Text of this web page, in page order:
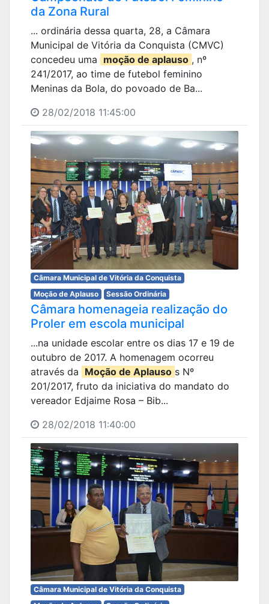
da Zona Rural
... ordinária dessa quarta, 28, a Câmara
Municipal de Vitória da Conquista (CMVC)
concedeu uma moção de aplauso , nº
241/2017, ao time de futebol feminino
Meninas da Bola, do povoado de Ba...
28/02/2018 11:45:00
Câmara Municipal de Vitória da Conquista
Moção de Aplauso
Sessão Ordinária
Câmara homenageia realização do
Proler em escola municipal
...na unidade escolar entre os dias 17 e 19 de
outubro de 2017. A homenagem ocorreu
através da Moção de Aplauso s Nº
201/2017, fruto da iniciativa do mandato do
vereador Edjaime Rosa – Bib...
28/02/2018 11:40:00
Câmara Municipal de Vitória da Conquista